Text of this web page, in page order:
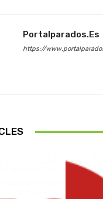
Portalparados.es
https://